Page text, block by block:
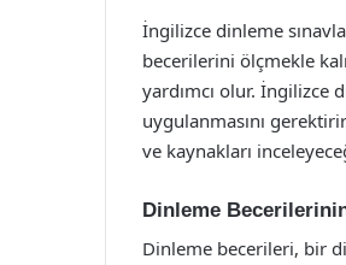
İngilizce dinleme
becerilerini ölçmekle
yardımcı olur. İngilizce
uygulanmasını
ve kaynakları
Dinleme
Dinleme becerileri, bir